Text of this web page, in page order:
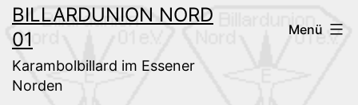
Zum
Inhalt
springen
BILLARDUNION NORD
01
Karambolbillard im Essener
Norden
Menü